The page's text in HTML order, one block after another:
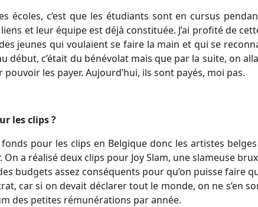
écoles, c’est que les étudiants sont en cursus
et leur équipe est déjà constituée. J’ai profité de
jeunes qui voulaient se faire la main et qui se
début, c’était du bénévolat mais que par la suite, on
les payer. Aujourd’hui, ils sont payés, moi pas.
les clips ?
pour les clips en Belgique donc les artistes
a réalisé deux clips pour Joy Slam, une slameuse
budgets assez conséquents pour qu’on puisse faire
car si on devait déclarer tout le monde, on ne s’en
des petites rémunérations par année.